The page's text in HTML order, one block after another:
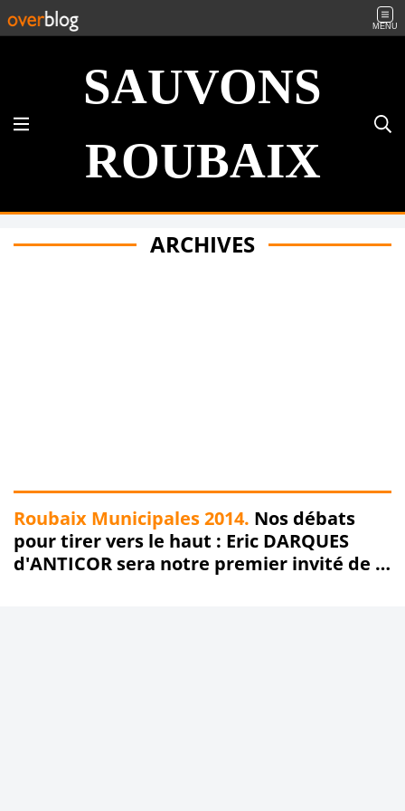
MENU
SAUVONS
ROUBAIX
ARCHIVES
Roubaix Municipales 2014. Nos débats
pour tirer vers le haut : Eric DARQUES
d'ANTICOR sera notre premier invité de la